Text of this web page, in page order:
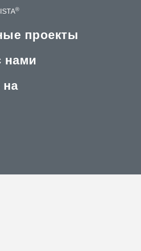
®
проекты
нами
на